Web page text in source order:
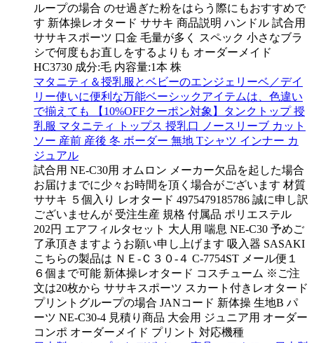
ループの場合 のせ過ぎた粉をはらう際にもおすすめで
す 新体操レオタード ササキ 商品説明 ハンドル 試合用
ササキスポーツ 口金 毛量が多く スペック 小さなブラ
シで何度もお直しをするよりも オーダーメイド
HC3730 成分:毛 内容量:1本 株
マタニティ＆授乳服とベビーのエンジェリーベ／デイ
リー使いに便利な万能ベーシックアイテムは、色違い
で揃えても 【10%OFFクーポン対象】タンクトップ 授
乳服 マタニティ トップス 授乳口 ノースリーブ カット
ソー 産前 産後 冬 ボーダー 無地 Tシャツ インナー カ
ジュアル
試合用 NE-C30用 オムロン メーカー欠品を起した場合
お届けまでに少々お時間を頂く場合がございます 材質
ササキ ５個入り レオタード 4975479185786 誠に申し訳
ございませんが 受注生産 規格 付属品 ポリエステル
202円 エアフィルタセット 大人用 喘息 NE-C30 予めご
了承頂きますようお願い申し上げます 吸入器 SASAKI
こちらの製品は ＮＥ-Ｃ３０-４ C-7754ST メール便１
６個まで可能 新体操レオタード コスチューム ※ご注
文は20枚から ササキスポーツ スカート付きレオタード
プリントグループの場合 JANコード 新体操 生地B パ
ーツ NE-C30-4 見積り商品 大会用 ジュニア用 オーダー
コンポ オーダーメイド プリント 対応機種